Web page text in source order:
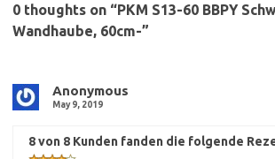
0 thoughts on “PKM S13-60 BBPY
Wandhaube, 60cm-”
Anonymous
May 9, 2019
8 von 8 Kunden fanden die folgende